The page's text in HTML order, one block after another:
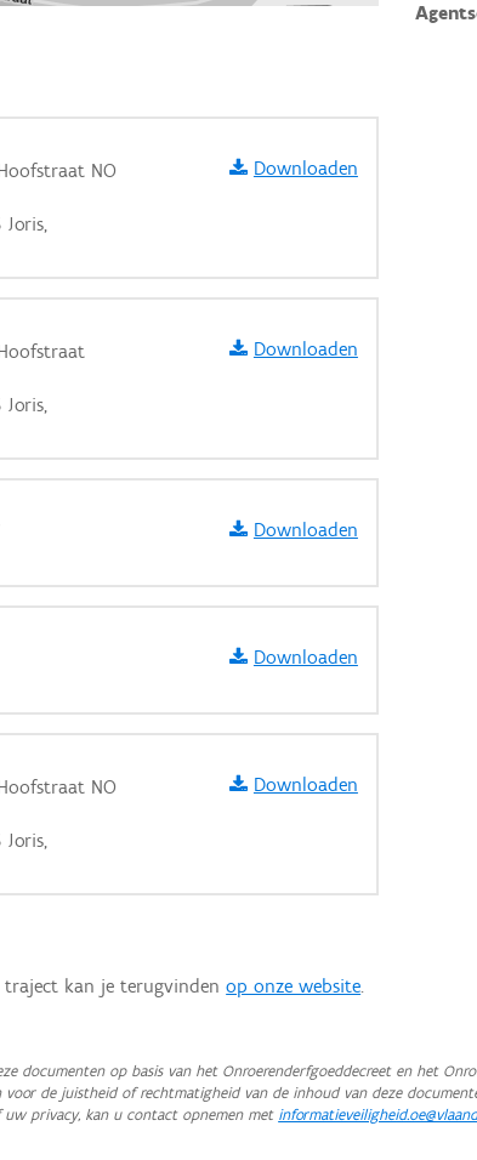
NO
Joris,
Downloaden
Joris,
Downloaden
Downloaden
Downloaden
NO
Joris,
Downloaden
traject kan je terugvindenop onze website.
documenten op basis van het Onroerenderfgoeddecreet en het
de juistheid of rechtmatigheid van de inhoud van deze
privacy, kan u contact opnemen met